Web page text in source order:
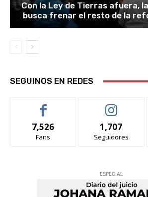
Con la Ley de Tierras afuera,
busca frenar el resto de la
SEGUINOS EN REDES
7,526
Fans
1,707
Seguidores
ESPECIAL